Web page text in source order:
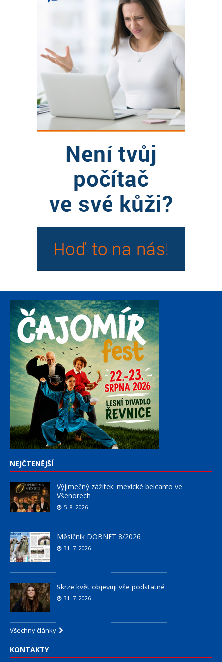
NEJČTENĚJŠÍ
Výjimečný zážitek: mexické belcanto ve
Všenorech
5. 8. 2026
Měsíčník DOBNET 8/2026
31. 7. 2026
Skrze květ objevuji vše podstatné
31. 7. 2026
Všechny články
KONTAKTY